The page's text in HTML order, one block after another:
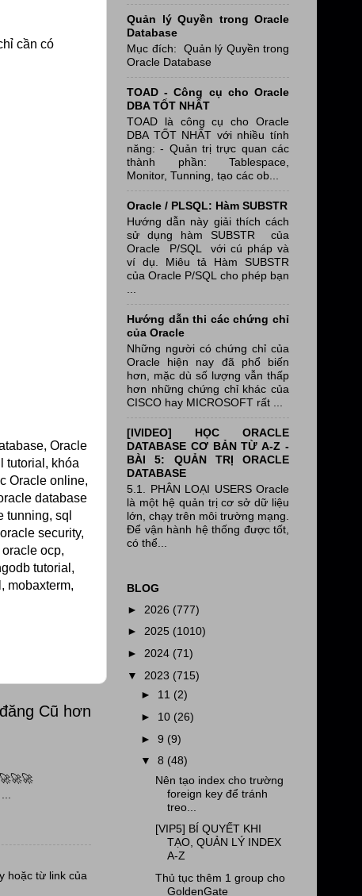
cần có
Oracle
tutorial, khóa
Oracle online,
database
tunning, sql
security,
ocp,
tutorial,
mobaxterm,
Cũ hơn
hoặc từ link của
Quản lý Quyền trong Oracle
Database
Mục đích: Quản lý Quyền trong
Oracle Database
TOAD - Công cụ cho Oracle
DBA TỐT NHẤT
TOAD là công cụ cho Oracle
DBA TỐT NHẤT với nhiều tính
năng: - Quản trị trực quan các
thành phần: Tablespace,
Monitor, Tunning, tạo các ob...
Oracle / PLSQL: Hàm SUBSTR
Hướng dẫn này giải thích cách
sử dụng hàm SUBSTR của
Oracle P/SQL với cú pháp và
ví dụ. Miêu tả Hàm SUBSTR
của Oracle P/SQL cho phép bạn
Hướng dẫn thi các chứng chỉ
của Oracle
Những người có chứng chỉ của
Oracle hiện nay đã phổ biến
hơn, mặc dù số lượng vẫn thấp
hơn những chứng chỉ khác của
CISCO hay MICROSOFT rất ...
[IVIDEO] HỌC ORACLE
DATABASE CƠ BẢN TỪ A-Z -
BÀI 5: QUẢN TRỊ ORACLE
DATABASE
5.1. PHÂN LOẠI USERS Oracle
là một hệ quản trị cơ sở dữ liệu
lớn, chạy trên môi trường mạng.
Để vận hành hệ thống được tốt,
có thể...
BLOG
► 2026 (777)
► 2025 (1010)
► 2024 (71)
▼ 2023 (715)
► 11 (2)
► 10 (26)
►9 (9)
▼8 (48)
Nên tạo index cho trường
foreign key để tránh
treo...
[VIP5] BÍ QUYẾT KHI
TẠO, QUẢN LÝ INDEX
A-Z
Thủ tục thêm 1 group cho
GoldenGate